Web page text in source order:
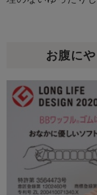
お腹に